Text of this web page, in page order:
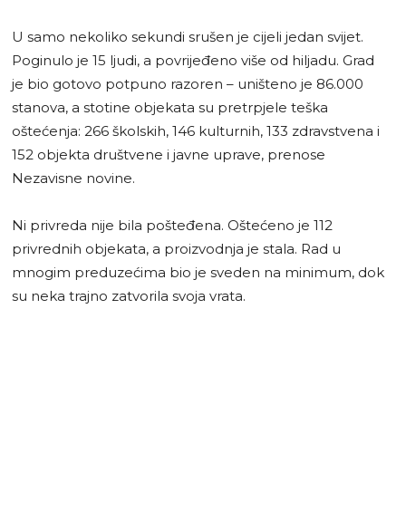
U samo nekoliko sekundi srušen je cijeli jedan svijet.
Poginulo je 15 ljudi, a povrijeđeno više od hiljadu. Grad
je bio gotovo potpuno razoren – uništeno je 86.000
stanova, a stotine objekata su pretrpjele teška
oštećenja: 266 školskih, 146 kulturnih, 133 zdravstvena i
152 objekta društvene i javne uprave, prenose
Nezavisne novine.
Ni privreda nije bila pošteđena. Oštećeno je 112
privrednih objekata, a proizvodnja je stala. Rad u
mnogim preduzećima bio je sveden na minimum, dok
su neka trajno zatvorila svoja vrata.